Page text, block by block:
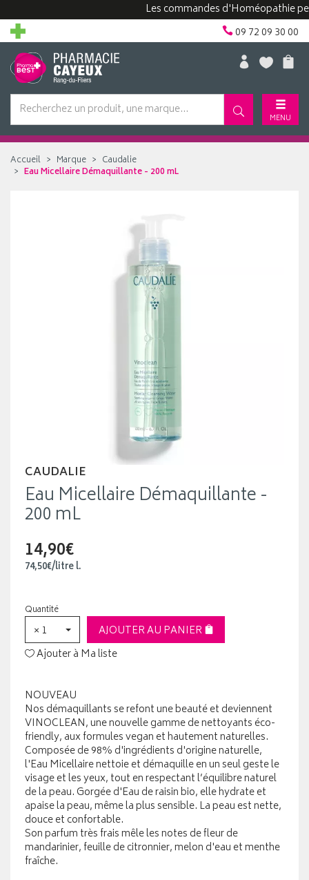
Les commandes d'Homéopathie
09 72 09 30 00
MENU
Accueil Marque
Caudalie
Eau Micellaire Démaquillante - 200 mL
CAUDALIE
Eau Micellaire Démaquillante -
200 mL
14,90€
74,50€/litrel.
Quantité
× 1
AJOUTER AU PANIER
Ajouter à Ma liste
NOUVEAU
Nos démaquillants se refont une beauté et deviennent
VINOCLEAN, une nouvelle gamme de nettoyants éco-
friendly, aux formules vegan et hautement naturelles.
Composée de 98% d'ingrédients d'origine naturelle,
l'Eau Micellaire nettoie et démaquille en un seul geste le
visage et les yeux, tout en respectant l’équilibre naturel
de la peau. Gorgée d'Eau de raisin bio, elle hydrate et
apaise la peau, même la plus sensible. La peau est nette,
douce et confortable.
Son parfum très frais mêle les notes de fleur de
mandarinier, feuille de citronnier, melon d'eau et menthe
fraîche.